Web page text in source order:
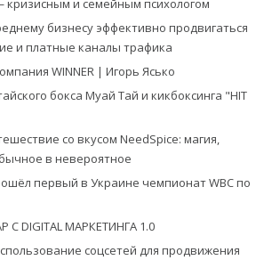
и семейным психологом
бизнесу эффективно продвигаться
и платные каналы трафика
WINNER | Игорь Ясько
бокса Муай Тай и кикбоксинга "HIT
со вкусом NeedSpice: магия,
в невероятное
первый в Украине чемпионат WBC по
С DIGITAL МАРКЕТИНГА 1.0
соцсетей для продвижения